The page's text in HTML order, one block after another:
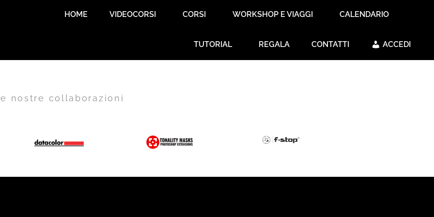
HOME VIDEOCORSI CORSI WORKSHOP E VIAGGI CALENDARIO
TUTORIAL REGALA CONTATTI ACCEDI
nostre collaborazioni